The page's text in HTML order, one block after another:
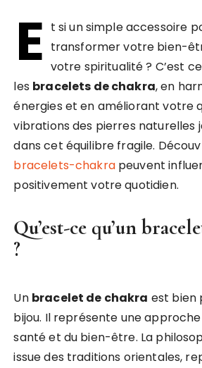
E t si un simple accessoire
transformer votre bien-
votre spiritualité ? C’est
les bracelets de chakra, en
énergies et en améliorant votre
vibrations des pierres naturelles
dans cet équilibre fragile.
bracelets-chakrapeuvent
positivement votre quotidien.
Qu’est-ce qu’un
?
Un bracelet de chakra est bien
bijou. Il représente une
santé et du bien-être. La
issue des traditions orientales,